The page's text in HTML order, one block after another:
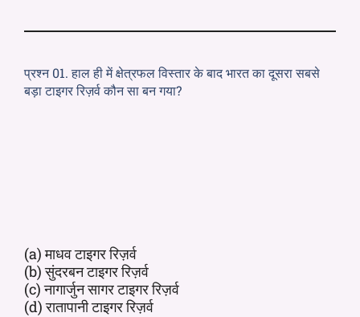
प्रश्न 01. हाल ही में क्षेत्रफल विस्तार के बाद भारत का दूसरा सबसे
बड़ा टाइगर रिज़र्व कौन सा बन गया?
(a) माधव टाइगर रिज़र्व
(b) सुंदरबन टाइगर रिज़र्व
(c) नागार्जुन सागर टाइगर रिज़र्व
(d) रातापानी टाइगर रिज़र्व